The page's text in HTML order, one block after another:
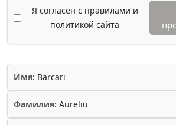
Я согласен с правилами и
политикой сайта
Имя: Barcari
Фамилия: Aureliu